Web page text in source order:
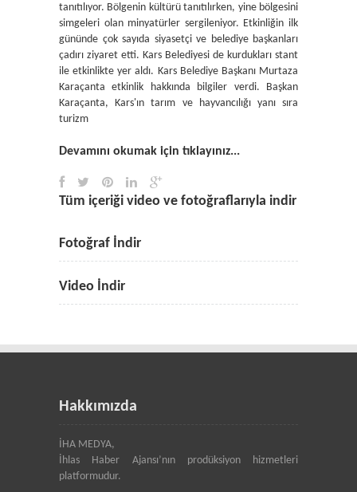
tanıtılıyor. Bölgenin kültürü tanıtılırken, yine bölgesini
simgeleri olan minyatürler sergileniyor. Etkinliğin ilk
gününde çok sayıda siyasetçi ve belediye başkanları
çadırı ziyaret etti. Kars Belediyesi de kurdukları stant
ile etkinlikte yer aldı. Kars Belediye Başkanı Murtaza
Karaçanta etkinlik hakkında bilgiler verdi. Başkan
Karaçanta, Kars'ın tarım ve hayvancılığı yanı sıra
turizm
Devamını okumak için tıklayınız...
Tüm içeriği video ve fotoğraflarıyla indir
Fotoğraf İndir
Video İndir
Hakkımızda
İHA MEDYA,
İhlas Haber Ajansı’nın prodüksiyon hizmetleri
platformudur.